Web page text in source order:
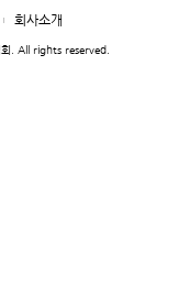
회사소개
. All rights reserved.